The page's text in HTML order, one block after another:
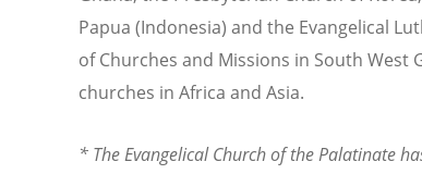
Papua (Indonesia) and the Evangelical
of Churches and Missions in South West
churches in Africa and Asia.
* The Evangelical Church of the Palatinate